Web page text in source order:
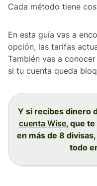
Cada método tiene
En esta guía vas a
opción, las tarifas
También vas a
si tu cuenta queda
Y si recibes dinero
cuenta Wise, que
en más de 8 divisas,
todo